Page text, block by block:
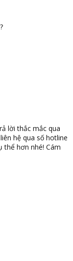
lời thắc mắc qua
hệ qua số hotline
hơn nhé! Cám